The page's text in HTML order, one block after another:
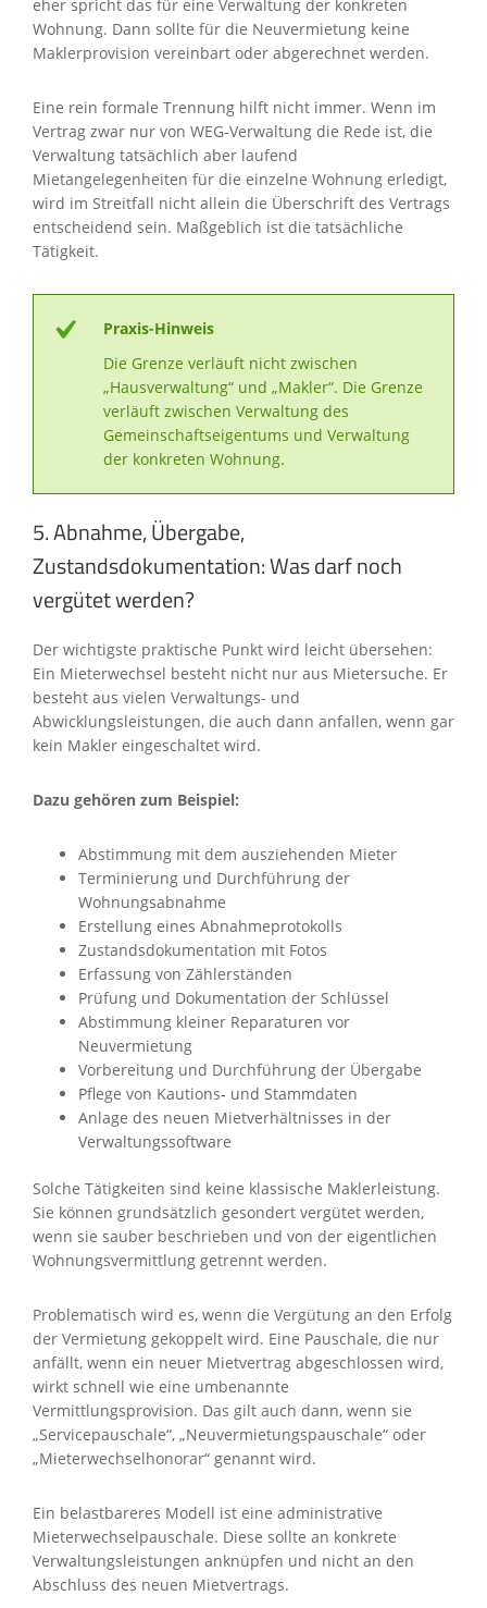
eher spricht das für eine Verwaltung der konkreten
Wohnung. Dann sollte für die Neuvermietung keine
Maklerprovision vereinbart oder abgerechnet werden.
Eine rein formale Trennung hilft nicht immer. Wenn im
Vertrag zwar nur von WEG-Verwaltung die Rede ist, die
Verwaltung tatsächlich aber laufend
Mietangelegenheiten für die einzelne Wohnung erledigt,
wird im Streitfall nicht allein die Überschrift des Vertrags
entscheidend sein. Maßgeblich ist die tatsächliche
Tätigkeit.
Praxis-Hinweis
Die Grenze verläuft nicht zwischen
„Hausverwaltung“ und „Makler“. Die Grenze
verläuft zwischen Verwaltung des
Gemeinschaftseigentums und Verwaltung
der konkreten Wohnung.
5. Abnahme, Übergabe,
Zustandsdokumentation: Was darf noch
vergütet werden?
Der wichtigste praktische Punkt wird leicht übersehen:
Ein Mieterwechsel besteht nicht nur aus Mietersuche. Er
besteht aus vielen Verwaltungs- und
Abwicklungsleistungen, die auch dann anfallen, wenn gar
kein Makler eingeschaltet wird.
Dazu gehören zum Beispiel:
Abstimmung mit dem ausziehenden Mieter
Terminierung und Durchführung der
Wohnungsabnahme
Erstellung eines Abnahmeprotokolls
Zustandsdokumentation mit Fotos
Erfassung von Zählerständen
Prüfung und Dokumentation der Schlüssel
Abstimmung kleiner Reparaturen vor
Neuvermietung
Vorbereitung und Durchführung der Übergabe
Pflege von Kautions- und Stammdaten
Anlage des neuen Mietverhältnisses in der
Verwaltungssoftware
Solche Tätigkeiten sind keine klassische Maklerleistung.
Sie können grundsätzlich gesondert vergütet werden,
wenn sie sauber beschrieben und von der eigentlichen
Wohnungsvermittlung getrennt werden.
Problematisch wird es, wenn die Vergütung an den Erfolg
der Vermietung gekoppelt wird. Eine Pauschale, die nur
anfällt, wenn ein neuer Mietvertrag abgeschlossen wird,
wirkt schnell wie eine umbenannte
Vermittlungsprovision. Das gilt auch dann, wenn sie
„Servicepauschale“, „Neuvermietungspauschale“ oder
„Mieterwechselhonorar“ genannt wird.
Ein belastbareres Modell ist eine administrative
Mieterwechselpauschale. Diese sollte an konkrete
Verwaltungsleistungen anknüpfen und nicht an den
Abschluss des neuen Mietvertrags.